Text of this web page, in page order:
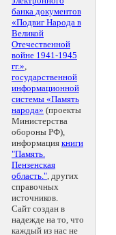
банка документов
«Подвиг Народа в
Великой
Отечественной
войне 1941-1945
гг.»,
государственной
информационной
системы «Память
народа» (проекты
Министерства
обороны РФ),
информация книги
"Память.
Пензенская
область.", других
справочных
источников.
Сайт создан в
надежде на то, что
каждый из нас не